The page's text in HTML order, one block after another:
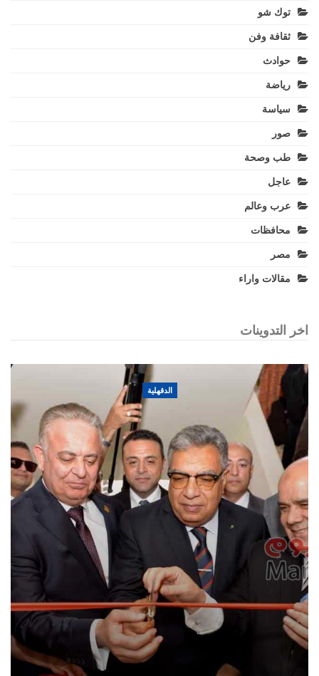
توك شو
ثقافة وفن
حوادث
رياضة
سياسة
صور
طب وصحة
عاجل
عرب وعالم
محافظات
مصر
مقالات واراء
اخر التدوينات
الدقهلية